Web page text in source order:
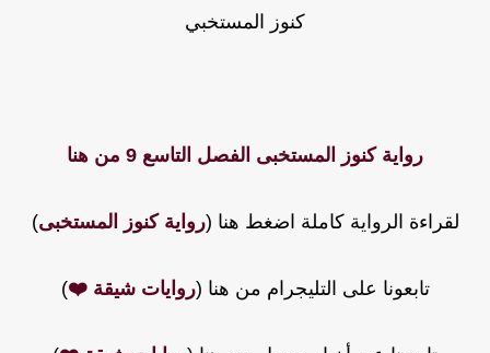
كنوز المستخبي
رواية كنوز المستخبى الفصل التاسع 9 من هنا
لقراءة الرواية كاملة اضغط هنا (رواية كنوز المستخبى)
تابعونا على التليجرام من هنا (روايات شيقة ❤️)